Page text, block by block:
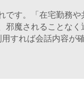
です。「在宅勤務
魔されることな
すれば会話内容が